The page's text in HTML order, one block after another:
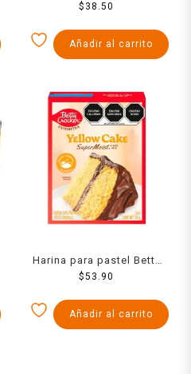
$ 38.50
Añadir al carrito
Harina para pastel Betty
Crocker estilo amarillo 375
$53.90
Añadir al carrito